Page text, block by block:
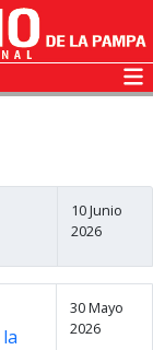
10 Junio
2026
30 Mayo
2026